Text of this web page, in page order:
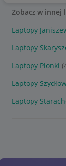
Zobacz w innej
Laptopy
Laptopy
Laptopy Pionki
Laptopy
Laptopy